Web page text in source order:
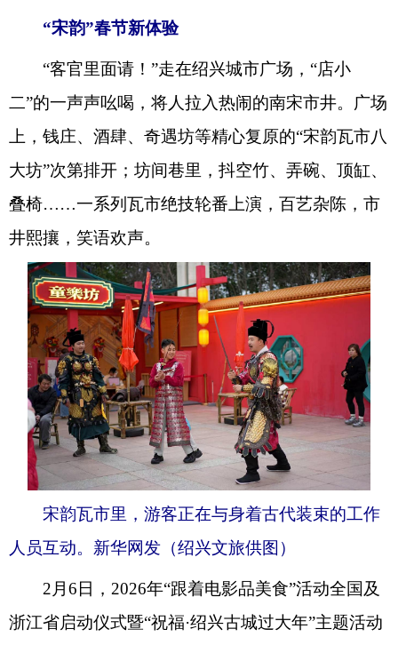
“宋韵”春节新体验
“客官里面请！”走在绍兴城市广场，“店小
二”的一声声吆喝，将人拉入热闹的南宋市井。广场
上，钱庄、酒肆、奇遇坊等精心复原的“宋韵瓦市八
大坊”次第排开；坊间巷里，抖空竹、弄碗、顶缸、
叠椅……一系列瓦市绝技轮番上演，百艺杂陈，市
井熙攘，笑语欢声。
宋韵瓦市里，游客正在与身着古代装束的工作
人员互动。新华网发（绍兴文旅供图）
2月6日，2026年“跟着电影品美食”活动全国及
浙江省启动仪式暨“祝福·绍兴古城过大年”主题活动